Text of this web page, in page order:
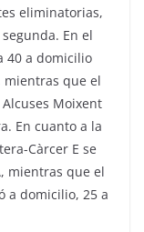
eliminatorias,
En el
40 a domicilio
mientras que el
Moixent
En cuanto a la
Càrcer E se
mientras que el
a domicilio, 25 a